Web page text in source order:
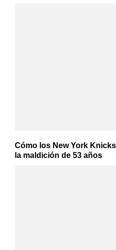
Cómo los New York
la maldición de 53 años